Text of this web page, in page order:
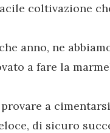
coltivazione
anno, ne
a fare la
a
di sicuro